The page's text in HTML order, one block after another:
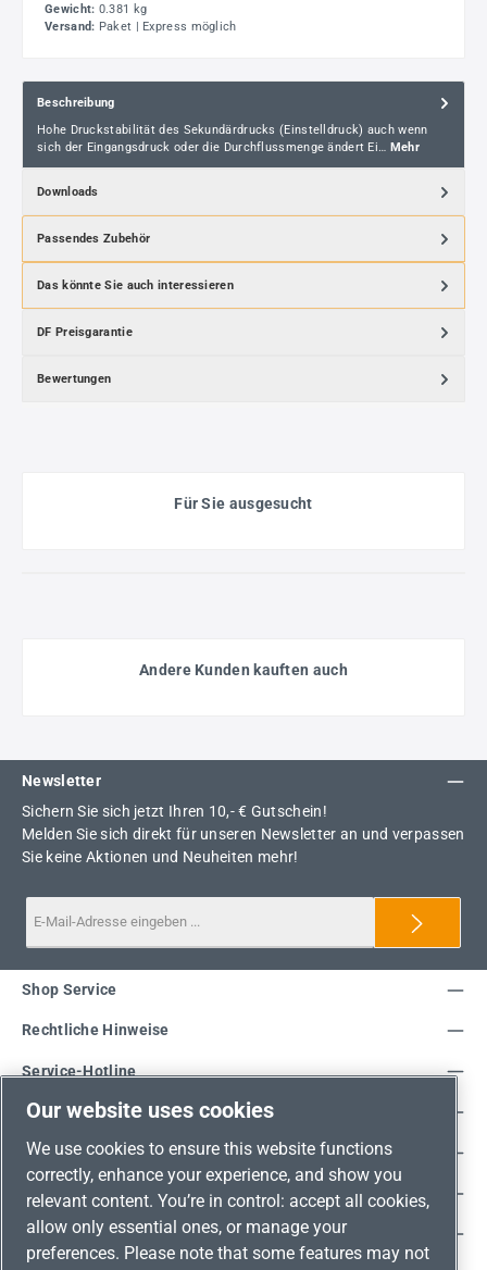
Gewicht: 0.381 kg
Versand: Paket | Express möglich
Beschreibung
Hohe Druckstabilität des Sekundärdrucks (Einstelldruck) auch wenn
sich der Eingangsdruck oder die Durchflussmenge ändert Ei… Mehr
Downloads
Passendes Zubehör
Das könnte Sie auch interessieren
DF Preisgarantie
Bewertungen
Für Sie ausgesucht
Andere Kunden kauften auch
Newsletter
Sichern Sie sich jetzt Ihren 10,- € Gutschein!
Melden Sie sich direkt für unseren Newsletter an und verpassen
Sie keine Aktionen und Neuheiten mehr!
Service-Hotline
Shop Service
Rechtliche Hinweise
Unsere Vorteile
Versandarten
Zahlungsarten
Adresse
Our website uses cookies
We use cookies to ensure this website functions
correctly, enhance your experience, and show you
relevant content. You’re in control: accept all cookies,
allow only essential ones, or manage your
preferences. Please note that some features may not